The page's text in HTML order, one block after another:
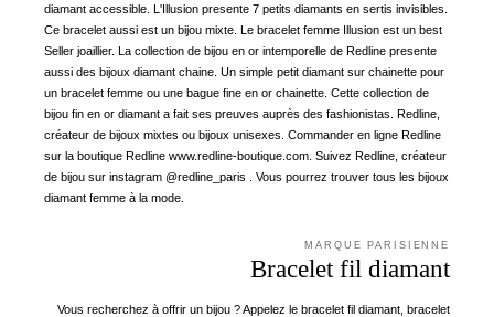
diamant accessible. L'Illusion presente 7 petits diamants en sertis invisibles.
Ce bracelet aussi est un bijou mixte. Le bracelet femme Illusion est un best
Seller joaillier. La collection de bijou en or intemporelle de Redline presente
aussi des bijoux diamant chaine. Un simple petit diamant sur chainette pour
un bracelet femme ou une bague fine en or chainette. Cette collection de
bijou fin en or diamant a fait ses preuves auprès des fashionistas. Redline,
créateur de bijoux mixtes ou bijoux unisexes. Commander en ligne Redline
sur la boutique Redline www.redline-boutique.com. Suivez Redline, créateur
de bijou sur instagram @redline_paris . Vous pourrez trouver tous les bijoux
diamant femme à la mode.
MARQUE PARISIENNE
Bracelet fil diamant
Vous recherchez à offrir un bijou ? Appelez le bracelet fil diamant, bracelet